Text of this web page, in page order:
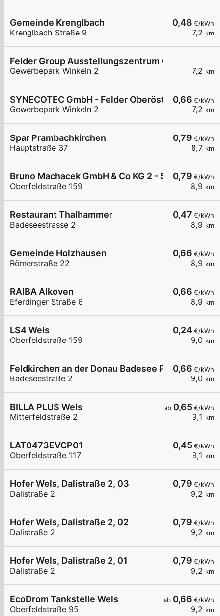
0,48 €/kWh
7,2 km
Gemeinde Krenglbach
Krenglbach Straße 9
7,2 km
Felder Group Ausstellungszentrum
Gewerbepark Winkeln 2
0,66 €/kWh
7,2 km
SYNECOTEC GmbH - Felder Oberösterreich
Gewerbepark Winkeln 2
0,79 €/kWh
8,7 km
Spar Prambachkirchen
Hauptstraße 37
0,79 €/kWh
8,9 km
Bruno Machacek GmbH & Co KG 2 -
Oberfeldstraße 159
0,47 €/kWh
8,9 km
Restaurant Thalhammer
Badeseestrasse 2
0,66 €/kWh
8,9 km
Gemeinde Holzhausen
Römerstraße 22
0,66 €/kWh
8,9 km
RAIBA Alkoven
Eferdinger Straße 6
0,24 €/kWh
9,0 km
LS4 Wels
Oberfeldstraße 159
0,66 €/kWh
9,0 km
Feldkirchen an der Donau Badesee Parkplatz
Badeseestraße 2
ab 0,65 €/kWh
9,1 km
BILLA PLUS Wels
Mitterfeldstraße 2
0,45 €/kWh
9,1 km
LAT0473EVCP01
Oberfeldstraße 117
0,79 €/kWh
9,2 km
Hofer Wels, Dalistraße 2, 03
Dalistraße 2
0,79 €/kWh
9,2 km
Hofer Wels, Dalistraße 2, 02
Dalistraße 2
0,79 €/kWh
9,2 km
Hofer Wels, Dalistraße 2, 01
Dalistraße 2
ab 0,66 €/kWh
9,2 km
EcoDrom Tankstelle Wels
Oberfeldstraße 95